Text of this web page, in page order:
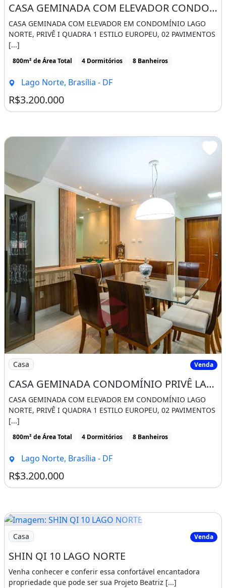
CASA GEMINADA COM ELEVADOR CONDOMÍNIO PRIVÊ LAGO NORTE 02 CASAS EM 01 LOTE
CASA GEMINADA COM ELEVADOR EM CONDOMÍNIO LAGO
NORTE, PRIVÊ I QUADRA 1 ESTILO EUROPEU, 02 PAVIMENTOS
[...]
800m² de Área Total 4 Dormitórios 8 Banheiros
Lago Norte, Brasília - DF
R$3.200.000
Imagem: CASA GEMINADA CONDOMÍNIO PRIVÊ LAGO
Casa Venda
CASA GEMINADA CONDOMÍNIO PRIVÊ LAGO NORTE 02 CASAS EM 01 LOTE
CASA GEMINADA COM ELEVADOR EM CONDOMÍNIO LAGO
NORTE, PRIVÊ I QUADRA 1 ESTILO EUROPEU, 02 PAVIMENTOS
[...]
800m² de Área Total 4 Dormitórios 8 Banheiros
Lago Norte, Brasília - DF
R$3.200.000
Imagem: SHIN QI 10 LAGO NORTE
Casa Venda
SHIN QI 10 LAGO NORTE
Venha conhecer e conferir essa confortável encantadora
propriedade que pode ser sua Projeto Beatriz [...]